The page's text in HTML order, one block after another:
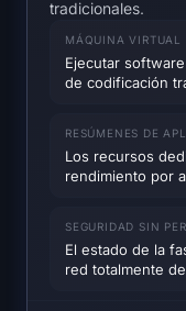
HYPE Mapa de
ZEC Mapa de
Datos de Mercado
tradicionales.
MÁQUINA VIRTUAL
Ejecutar
de codificación
RESÚMENES DE
Los recursos
rendimiento por
SEGURIDAD SIN
El estado de la
red totalmente